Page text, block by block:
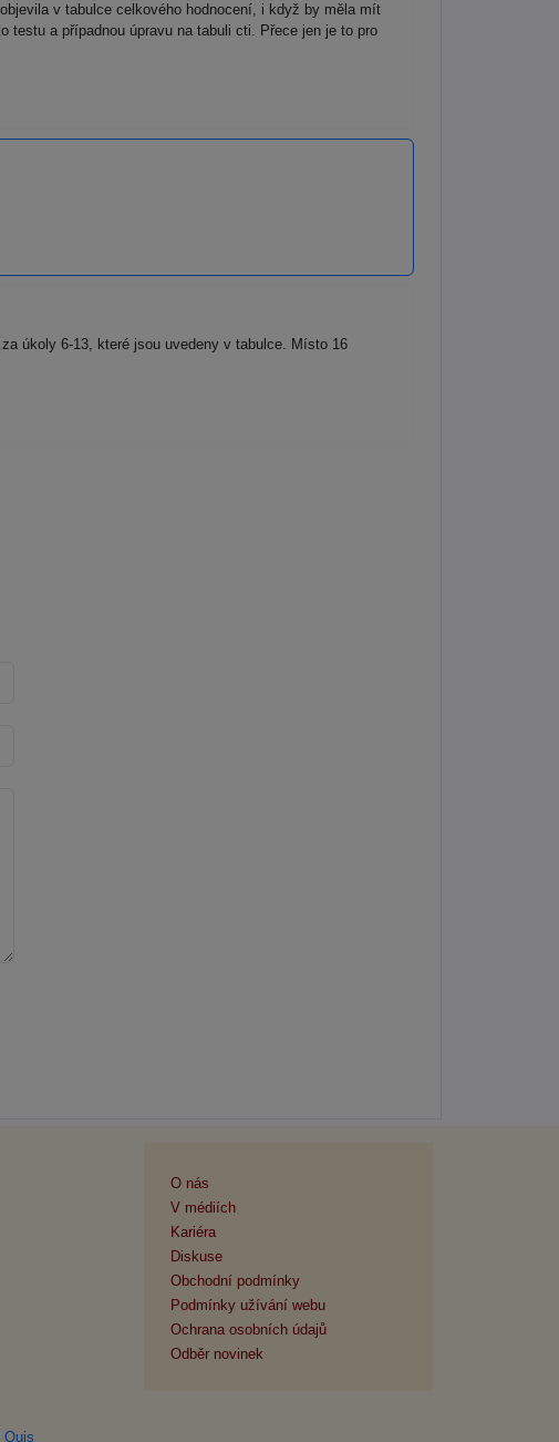
v tabulce celkového hodnocení, i když by měla mít
testu a případnou úpravu na tabuli cti. Přece jen je to pro
úkoly 6-13, které jsou uvedeny v tabulce. Místo 16
O nás
V médiích
Kariéra
Diskuse
Obchodní podmínky
Podmínky užívání webu
Ochrana osobních údajů
Odběr novinek
Quis